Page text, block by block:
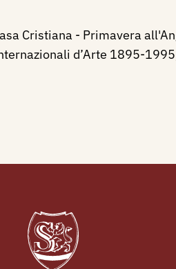
Cristiana - Primavera
d’Arte 1895-